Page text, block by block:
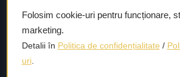
Consultanță și asistență
Consultanță și asistență tehnică pentru
potrivite și efectuarea reparațiilor sau
Folosim cookie-uri pentru funcționare,
marketing.
Detalii în Politica de confidențialitate /
uri.